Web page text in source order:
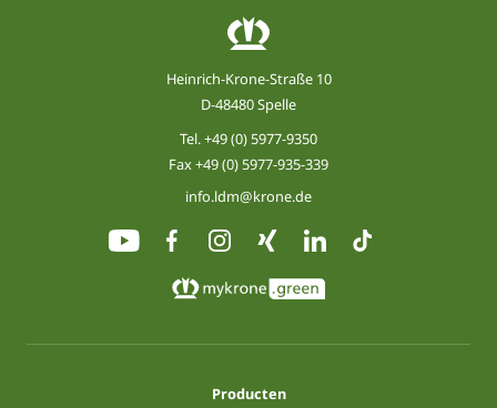
Heinrich-Krone-Straße 10
D-48480 Spelle
Tel.+49 (0) 5977-9350
Fax +49 (0) 5977-935-339
info.ldm@krone.de
Producten